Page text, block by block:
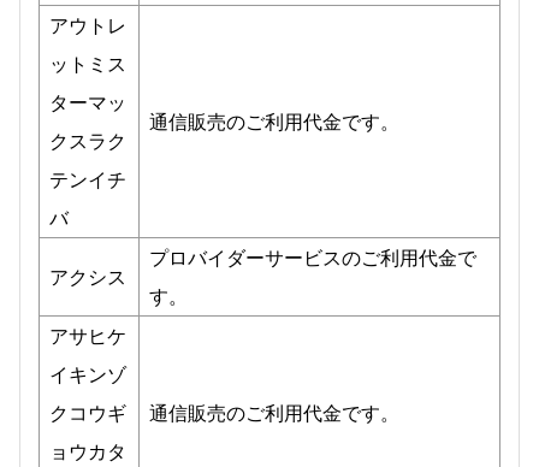
アウトレ
ットミス
ターマッ
クスラク
テンイチ
バ
通信販売のご利用代金です。
アクシス
プロバイダーサービスのご利用代金で
す。
アサヒケ
イキンゾ
クコウギ
ョウカタ
通信販売のご利用代金です。